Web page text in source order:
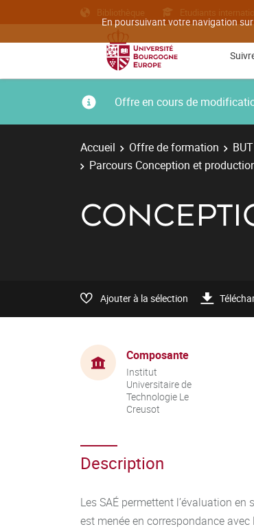
En poursuivant votre navigation
Bibliothèque Etudiants
Offre en cours de
Accueil Offre de formation BUT
Parcours Conception et
Ajouter à la sélection
Composante
Institut
Universitaire de
Technologie Le
Creusot
Description
Les SAÉ permettent l’évaluation
est menée en correspondance